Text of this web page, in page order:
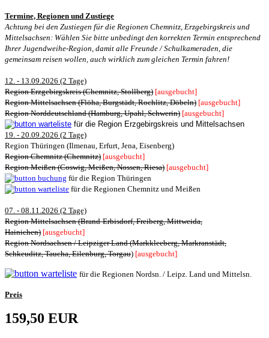
Termine, Regionen und Zustiege
Achtung bei den Zustiegen für die Regionen Chemnitz, Erzgebirgskreis und
Mittelsachsen: Wählen Sie bitte unbedingt den korrekten Termin entsprechend
Ihrer Jugendweihe-Region, damit alle Freunde / Schulkameraden, die
gemeinsam reisen wollen, auch wirklich zum gleichen Termin fahren!
12. - 13.09.2026 (2 Tage)
Region Erzgebirgskreis (Chemnitz, Stollberg) [ausgebucht]
Region Mittelsachsen (Flöha, Burgstädt, Rochlitz, Döbeln) [ausgebucht]
Region Norddeutschland (Hamburg, Upahl, Schwerin) [ausgebucht]
für die Region Erzgebirgskreis und Mittelsachsen
19. - 20.09.2026 (2 Tage)
Region Thüringen (Ilmenau, Erfurt, Jena, Eisenberg)
Region Chemnitz (Chemnitz) [ausgebucht]
Region Meißen (Coswig, Meißen, Nossen, Riesa) [ausgebucht]
für die Region Thüringen
für die Regionen Chemnitz und Meißen
07. - 08.11.2026 (2 Tage)
Region Mittelsachsen (Brand-Erbisdorf, Freiberg, Mittweida,
Hainichen) [ausgebucht]
Region Nordsachsen / Leipziger Land (Markkleeberg, Markranstädt,
Schkeuditz, Taucha, Eilenburg, Torgau) [ausgebucht]
für die Regionen Nordsn. / Leipz. Land und Mittelsn.
Preis
159,50 EUR